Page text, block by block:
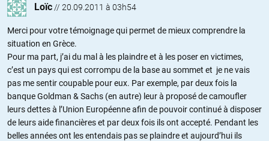
Loïc // 20.09.2011 à 03h54
Merci pour votre témoignage qui permet de mieux comprendre la
situation en Grèce.
Pour ma part, j’ai du mal à les plaindre et à les poser en victimes,
c’est un pays qui est corrompu de la base au sommet et je ne vais
pas me sentir coupable pour eux. Par exemple, par deux fois la
banque Goldman & Sachs (en autre) leur à proposé de camoufler
leurs dettes à l’Union Européenne afin de pouvoir continué à disposer
de leurs aide financières et par deux fois ils ont accepté. Pendant les
belles années ont les entendais pas se plaindre et aujourd’hui ils